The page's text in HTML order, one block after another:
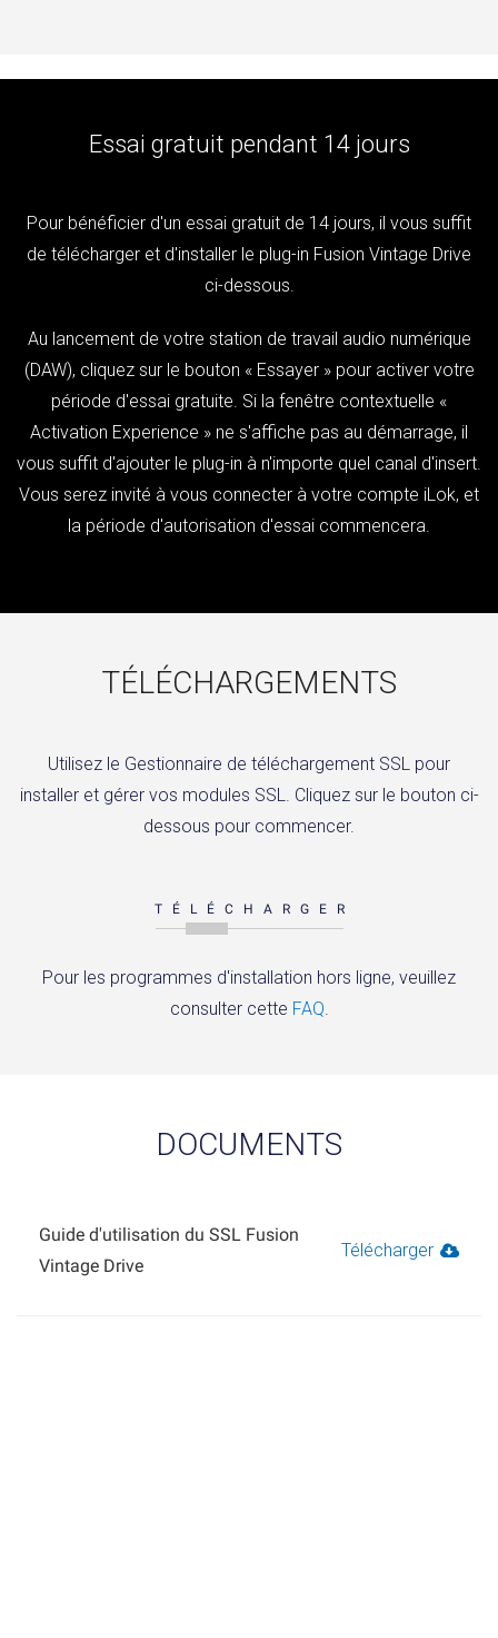
Essai gratuit pendant 14 jours
Pour bénéficier d'un essai gratuit de 14 jours, il vous suffit
de télécharger et d'installer le plug-in Fusion Vintage Drive
ci-dessous.
Au lancement de votre station de travail audio numérique
(DAW), cliquez sur le bouton « Essayer » pour activer votre
période d'essai gratuite. Si la fenêtre contextuelle «
Activation Experience » ne s'affiche pas au démarrage, il
vous suffit d'ajouter le plug-in à n'importe quel canal d'insert.
Vous serez invité à vous connecter à votre compte iLok, et
la période d'autorisation d'essai commencera.
TÉLÉCHARGEMENTS
Utilisez le Gestionnaire de téléchargement SSL pour
installer et gérer vos modules SSL. Cliquez sur le bouton ci-
dessous pour commencer.
TÉLÉCHARGER
Pour les programmes d'installation hors ligne, veuillez
consulter cette FAQ
DOCUMENTS
Guide d'utilisation du SSL Fusion
Vintage Drive
Télécharger